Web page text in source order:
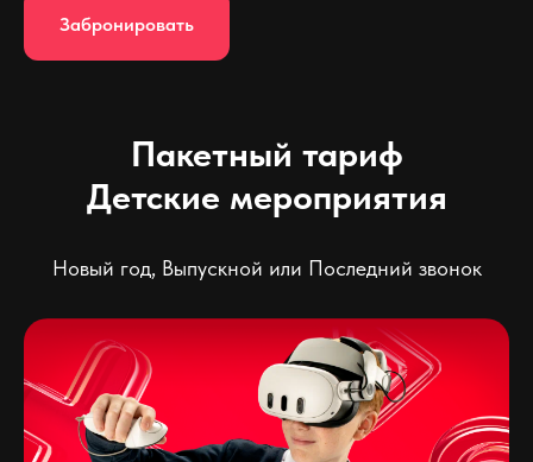
Забронировать
Пакетный тариф
Детские мероприятия
Новый год, Выпускной или Последний звонок